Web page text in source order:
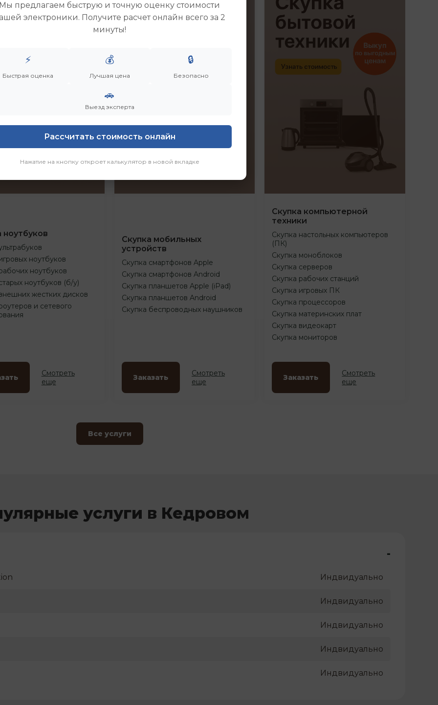
ноутбуков
ноутбуков
ноутбуков
ноутбуков (б/у)
жестких дисков
и сетевого
Смотреть
еще
Скупка мобильных
устройств
Скупка смартфонов Apple
Скупка смартфонов Android
Скупка планшетов Apple (iPad)
Скупка планшетов Android
Скупка беспроводных наушников
Заказать
Смотреть
еще
Скупка компьютерной
техники
Скупка настольных компьютеров
(ПК)
Скупка моноблоков
Скупка серверов
Скупка рабочих станций
Скупка игровых ПК
Скупка процессоров
Скупка материнских плат
Скупка видеокарт
Скупка мониторов
Заказать
Смотреть
еще
Все услуги
услуги в Кедровом
-
Индвидуально
Индвидуально
Индвидуально
Индвидуально
Индвидуально
предлагаем быструю и точную оценку стоимости
электроники. Получите расчет онлайн всего за 2
минуты!
⚡
Быстрая оценка
💰
Лучшая цена
🔒
Безопасно
🚗
Выезд эксперта
Рассчитать стоимость онлайн
Нажатие на кнопку откроет калькулятор в новой вкладке